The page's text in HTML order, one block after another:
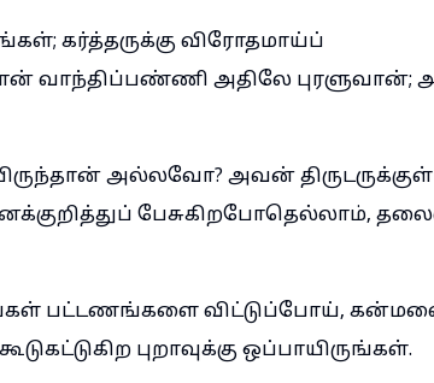
கர்த்தருக்கு விரோதமாய்ப்
வாந்திப்பண்ணி அதிலே
அல்லவோ? அவன் திருடருக்குள்
பேசுகிறபோதெல்லாம்,
பட்டணங்களை விட்டுப்போய்,
புறாவுக்கு ஒப்பாயிருங்கள்.